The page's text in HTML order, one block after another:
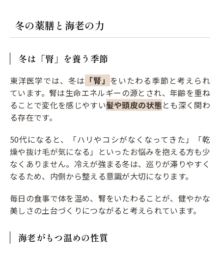
冬の薬膳と海老の力
冬は「腎」を養う季節
東洋医学では、冬は 「腎」 をいたわる季節と考えられ
ています。腎は生命エネルギーの源とされ、年齢を重ね
ることで変化を感じやすい髪や頭皮の状態とも深く関わ
る存在です。
50代になると、「ハリやコシがなくなってきた」「乾
燥や抜け毛が気になる」といったお悩みを抱える方も少
なくありません。冷えが強まる冬は、巡りが滞りやすく
なるため、内側から整える意識が大切になります。
毎日の食事で体を温め、腎をいたわることが、健やかな
美しさの土台づくりにつながると考えられています。
海老がもつ温めの性質